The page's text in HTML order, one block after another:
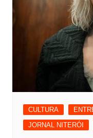
CULTURA
JORNAL NITERÓI